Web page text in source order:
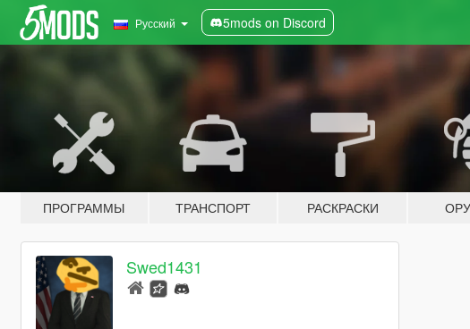
Русский 5mods on Discord
ПРОГРАММЫ ТРАНСПОРТ РАСКРАСКИ
Swed1431